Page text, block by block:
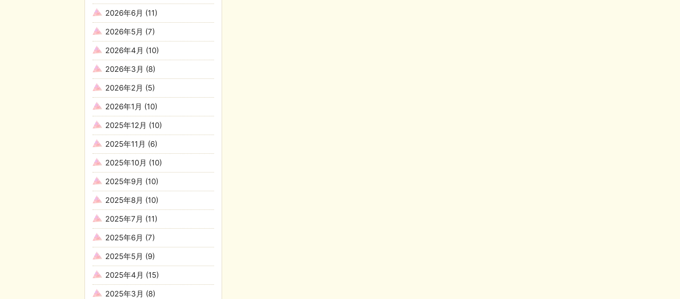
2026年6月 (11)
2026年5月 (7)
2026年4月 (10)
2026年3月 (8)
2026年2月 (5)
2026年1月 (10)
2025年12月 (10)
2025年11月 (6)
2025年10月 (10)
2025年9月 (10)
2025年8月 (10)
2025年7月 (11)
2025年6月 (7)
2025年5月 (9)
2025年4月 (15)
2025年3月 (8)